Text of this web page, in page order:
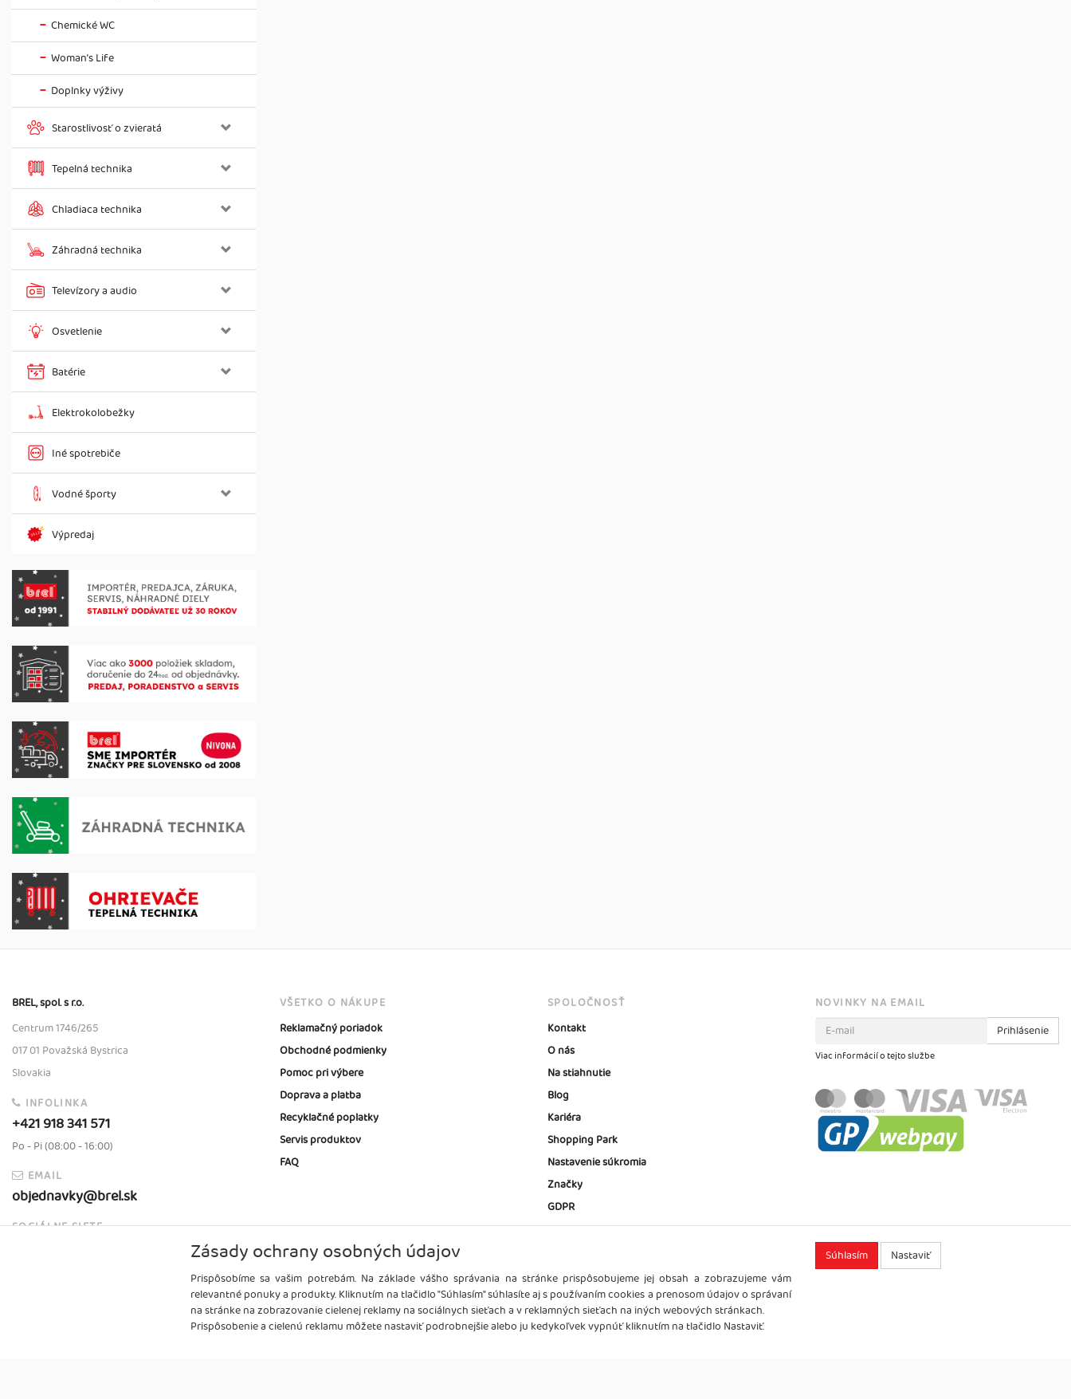
Chemické WC
Woman’s Life
Doplnky výživy
Starostlivosť o zvieratá
Tepelná technika
Chladiaca technika
Záhradná technika
Televízory a audio
Osvetlenie
Batérie
Elektrokolobežky
Iné spotrebiče
Vodné športy
Výpredaj
BREL, spol. s r.o.
Centrum 1746/265
017 01 Považská Bystrica
Slovakia
INFOLINKA
+421 918 341 571
Po - Pi (08:00 - 16:00)
EMAIL
objednavky@brel.sk
SOCIÁLNE SIETE
VŠETKO O NÁKUPE
Reklamačný poriadok
Obchodné podmienky
Pomoc pri výbere
Doprava a platba
Recyklačné poplatky
Servis produktov
FAQ
SPOLOČNOSŤ
Kontakt
O nás
Na stiahnutie
Blog
Kariéra
Shopping Park
Nastavenie súkromia
Značky
GDPR
NOVINKY NA EMAIL
Prihlásenie
Viac informácií o tejto službe
Zásady ochrany osobných údajov
Prispôsobíme sa vašim potrebám. Na základe vášho správania na stránke prispôsobujeme jej obsah a zobrazujeme vám
relevantné ponuky a produkty. Kliknutím na tlačidlo "Súhlasím" súhlasíte aj s používaním cookies a prenosom údajov o správaní
na stránke na zobrazovanie cielenej reklamy na sociálnych sieťach a v reklamných sieťach na iných webových stránkach.
Prispôsobenie a cielenú reklamu môžete nastaviť podrobnejšie alebo ju kedykoľvek vypnúť kliknutím na tlačidlo Nastaviť.
Súhlasím Nastaviť